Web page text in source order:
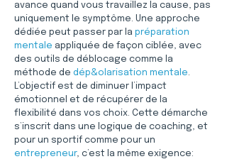
avance quand vous travaillez la cause, pas
uniquement le symptôme. Une approche
dédiée peut passer par la préparation
mentale appliquée de façon ciblée, avec
des outils de déblocage comme la
méthode de dép&olarisation mentale.
L’objectif est de diminuer l’impact
émotionnel et de récupérer de la
flexibilité dans vos choix. Cette démarche
s’inscrit dans une logique de coaching, et
pour un sportif comme pour un
entrepreneur, c’est la même exigence: